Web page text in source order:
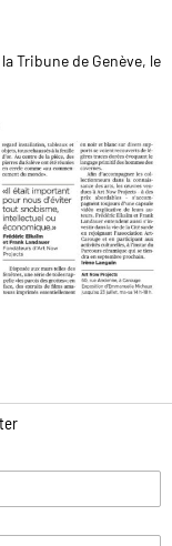
Tribune de Genève, le